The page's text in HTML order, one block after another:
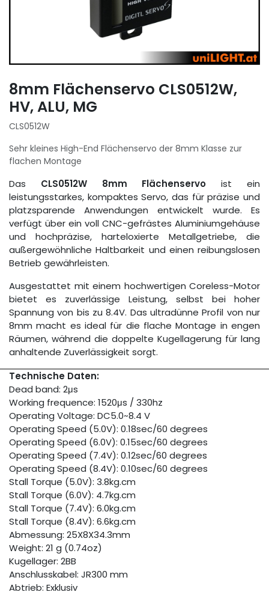
8mm Flächenservo CLS0512W,
HV, ALU, MG
CLS0512W
Sehr kleines High-End Flächenservo der 8mm Klasse zur
flachen Montage
Das CLS0512W 8mm Flächenservo ist ein
leistungsstarkes, kompaktes Servo, das für präzise und
platzsparende Anwendungen entwickelt wurde. Es
verfügt über ein voll CNC-gefrästes Aluminiumgehäuse
und hochpräzise, harteloxierte Metallgetriebe, die
außergewöhnliche Haltbarkeit und einen reibungslosen
Betrieb gewährleisten.
Ausgestattet mit einem hochwertigen Coreless-Motor
bietet es zuverlässige Leistung, selbst bei hoher
Spannung von bis zu 8.4V. Das ultradünne Profil von nur
8mm macht es ideal für die flache Montage in engen
Räumen, während die doppelte Kugellagerung für lang
anhaltende Zuverlässigkeit sorgt.
Technische Daten:
Dead band: 2μs
Working frequence: 1520μs / 330hz
Operating Voltage: DC5.0~8.4 V
Operating Speed (5.0V): 0.18sec/60 degrees
Operating Speed (6.0V): 0.15sec/60 degrees
Operating Speed (7.4V): 0.12sec/60 degrees
Operating Speed (8.4V): 0.10sec/60 degrees
Stall Torque (5.0V): 3.8kg.cm
Stall Torque (6.0V): 4.7kg.cm
Stall Torque (7.4V): 6.0kg.cm
Stall Torque (8.4V): 6.6kg.cm
Abmessung: 25X8X34.3mm
Weight: 21 g (0.74oz)
Kugellager: 2BB
Anschlusskabel: JR300 mm
Abtrieb: Exklusiv